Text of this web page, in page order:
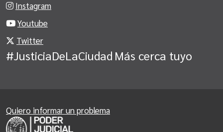
Instagram
Youtube
Twitter
#JusticiaDeLaCiudad Más cerca tuyo
Quiero informar un problema